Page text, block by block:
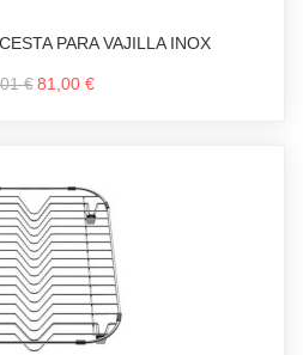
PARA VAJILLA INOX
€ 81,00 €